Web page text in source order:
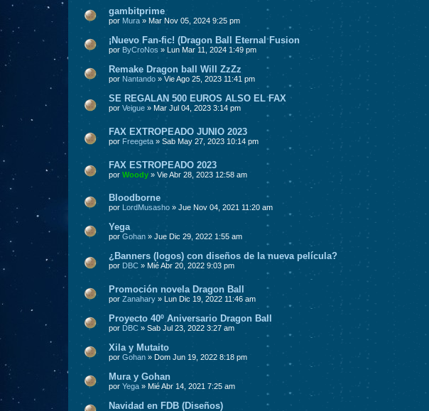
gambitprime
por Mura » Mar Nov 05, 2024 9:25 pm
¡Nuevo Fan-fic! (Dragon Ball Eternal Fusion
por ByCroNos » Lun Mar 11, 2024 1:49 pm
Remake Dragon ball Will ZzZz
por Nantando » Vie Ago 25, 2023 11:41 pm
SE REGALAN 500 EUROS ALSO EL FAX
por Veigue » Mar Jul 04, 2023 3:14 pm
FAX EXTROPEADO JUNIO 2023
por Freegeta » Sab May 27, 2023 10:14 pm
FAX ESTROPEADO 2023
por Woody » Vie Abr 28, 2023 12:58 am
Bloodborne
por LordMusasho » Jue Nov 04, 2021 11:20 am
Yega
por Gohan » Jue Dic 29, 2022 1:55 am
¿Banners (logos) con diseños de la nueva película?
por DBC » Mié Abr 20, 2022 9:03 pm
Promoción novela Dragon Ball
por Zanahary » Lun Dic 19, 2022 11:46 am
Proyecto 40º Aniversario Dragon Ball
por DBC » Sab Jul 23, 2022 3:27 am
Xila y Mutaito
por Gohan » Dom Jun 19, 2022 8:18 pm
Mura y Gohan
por Yega » Mié Abr 14, 2021 7:25 am
Navidad en FDB (Diseños)